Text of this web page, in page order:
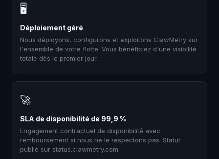
🖥
Déploiement géré
Nous déployons, configurons et exploitons ClawMetry sur
l'ensemble de votre flotte. Vous bénéficiez d'une visibilité
totale dès le premier jour.
🚀
SLA de disponibilité de 99,9 %
Engagement contractuel de disponibilité avec
remboursement si nous ne le respectons pas. Statut
publié sur status.clawmetry.com.